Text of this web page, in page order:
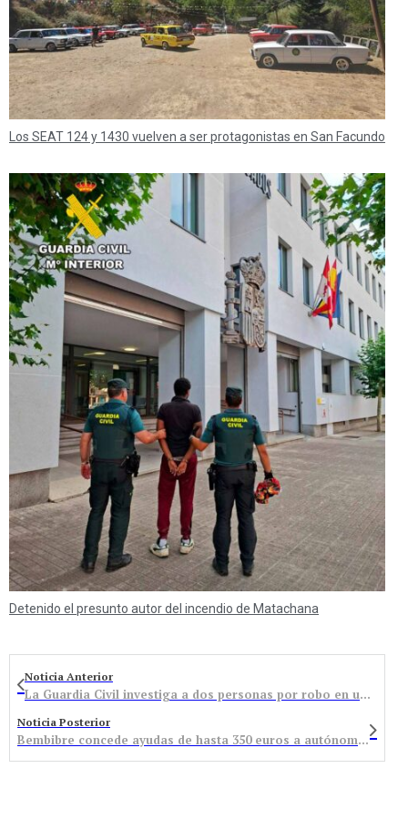
Los SEAT 124 y 1430 vuelven a ser protagonistas en San Facundo
Detenido el presunto autor del incendio de Matachana
Noticia Anterior
La Guardia Civil investiga a dos personas por robo en una nave ganadera de Losada el pasado mes de noviembre
Noticia Posterior
Bembibre concede ayudas de hasta 350 euros a autónomos y empresas afectados por el cierre decretado en el estado de alarma